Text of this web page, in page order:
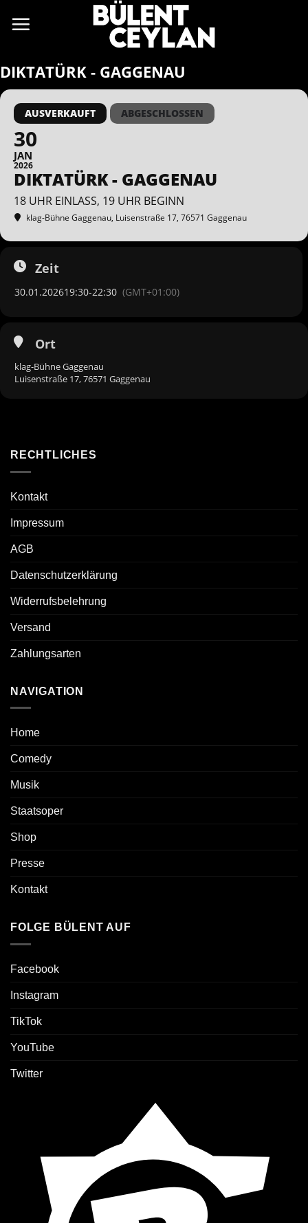
Inhalt
DIKTATÜRK - GAGGENAU
AUSVERKAUFT ABGESCHLOSSEN
30
JAN
2026
DIKTATÜRK - GAGGENAU
18 UHR EINLASS, 19 UHR BEGINN
klag-Bühne Gaggenau, Luisenstraße 17, 76571 Gaggenau
Zeit
30.01.202619:30-22:30 (GMT+01:00)
Ort
klag-Bühne Gaggenau
Luisenstraße 17, 76571 Gaggenau
RECHTLICHES
Kontakt
Impressum
AGB
Datenschutzerklärung
Widerrufsbelehrung
Versand
Zahlungsarten
NAVIGATION
Home
Comedy
Musik
Staatsoper
Shop
Presse
Kontakt
FOLGE BÜLENT AUF
Facebook
Instagram
TikTok
YouTube
Twitter